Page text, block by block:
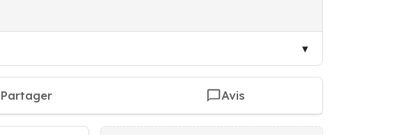
Partager Avis